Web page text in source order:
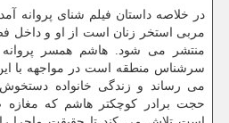
در خلاصه داستان فیلم شنای پروانه
مربی استخر زنان است از او و داخل
منتشر می شود. هاشم همسر پروانه
سرشناس منطقه است در مواجهه با
می رساند و زندگی خانواده دستخوش
حجت برادر کوچکتر هاشم که مغازه